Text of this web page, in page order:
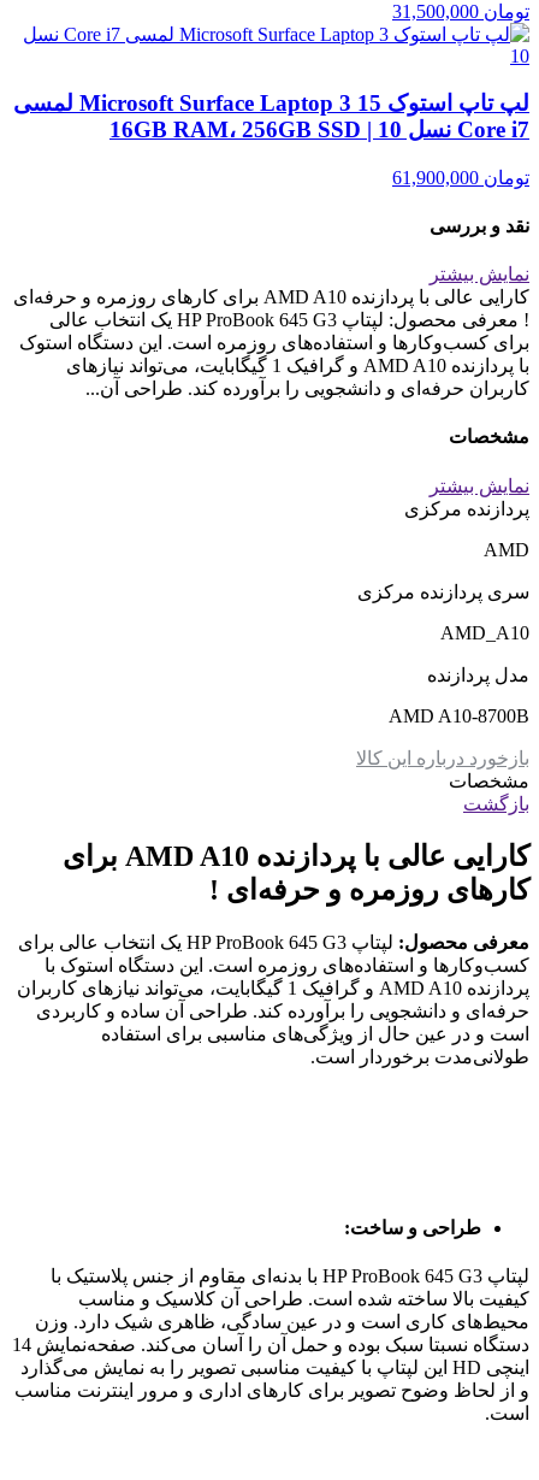
تومان
لپ تاپ استوک Microsoft Surface Laptop 3 15 لمسی
Core i7 نسل 10 | 16GB RAM، 256GB SSD
تومان
نقد و بررسی
نمایش بیشتر
کارایی عالی با پردازنده AMD A10 برای کارهای روزمره و حرفه‌ای
! معرفی محصول: لپتاپ HP ProBook 645 G3 یک انتخاب عالی
برای کسب‌وکارها و استفاده‌های روزمره است. این دستگاه استوک
با پردازنده AMD A10 و گرافیک 1 گیگابایت، می‌تواند نیازهای
کاربران حرفه‌ای و دانشجویی را برآورده کند. طراحی آن...
مشخصات
نمایش بیشتر
پردازنده مرکزی
AMD
سری پردازنده مرکزی
AMD_A10
مدل پردازنده
AMD A10-8700B
بازخورد درباره این کالا
مشخصات
بازگشت
کارایی عالی با پردازنده AMD A10 برای
کارهای روزمره و حرفه‌ای !
معرفی محصول:
لپتاپ HP ProBook 645 G3 یک انتخاب عالی برای
کسب‌وکارها و استفاده‌های روزمره است. این دستگاه استوک با
پردازنده AMD A10 و گرافیک 1 گیگابایت، می‌تواند نیازهای کاربران
حرفه‌ای و دانشجویی را برآورده کند. طراحی آن ساده و کاربردی
است و در عین حال از ویژگی‌های مناسبی برای استفاده
طولانی‌مدت برخوردار است.
طراحی و ساخت:
لپتاپ HP ProBook 645 G3 با بدنه‌ای مقاوم از جنس پلاستیک با
کیفیت بالا ساخته شده است. طراحی آن کلاسیک و مناسب
محیط‌های کاری است و در عین سادگی، ظاهری شیک دارد. وزن
دستگاه نسبتا سبک بوده و حمل آن را آسان می‌کند. صفحه‌نمایش 14
اینچی HD این لپتاپ با کیفیت مناسبی تصویر را به نمایش می‌گذارد
و از لحاظ وضوح تصویر برای کارهای اداری و مرور اینترنت مناسب
است.